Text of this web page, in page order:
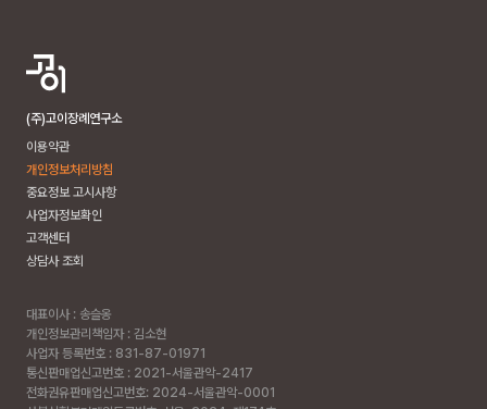
(주)고이장례연구소
이용약관
개인정보처리방침
중요정보 고시사항
사업자정보확인
고객센터
상담사 조회
대표이사 : 송슬옹
개인정보관리책임자 : 김소현
사업자 등록번호 : 831-87-01971
통신판매업신고번호 : 2021-서울관악-2417
전화권유판매업신고번호: 2024-서울관악-0001